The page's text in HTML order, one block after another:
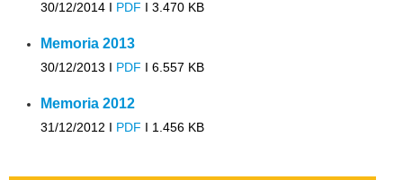
30/12/2014 I PDF I 3.470 KB
Memoria 2013
30/12/2013 I PDF I 6.557 KB
Memoria 2012
31/12/2012 I PDF I 1.456 KB